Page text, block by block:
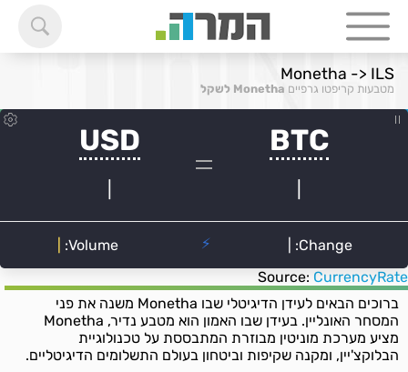
Monetha -> ILS
מטבעות קריפטו גרפיים Monetha לשקל
Source: CurrencyRate
ברוכים הבאים לעידן הדיגיטלי שבו Monetha משנה את פני
המסחר האונליין. בעידן שבו האמון הוא מטבע נדיר, Monetha
מציע מערכת מוניטין מבוזרת המתבססת על טכנולוגיית
הבלוקצ'יין, ומקנה שקיפות וביטחון בעולם התשלומים הדיגיטליים.